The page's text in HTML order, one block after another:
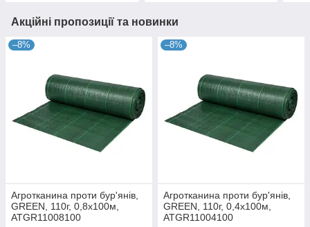
Акційні пропозиції та новинки
–8%
Агротканина проти бур'янів,
GREEN, 110г, 0,8х100м,
ATGR11008100
–8%
Агротканина проти бур'янів,
GREEN, 110г, 0,4х100м,
ATGR11004100